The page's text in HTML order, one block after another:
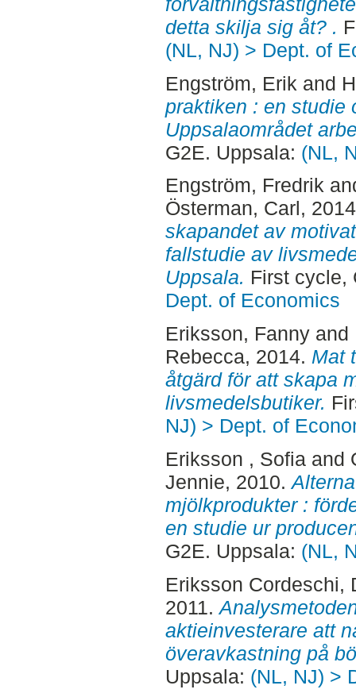
detta skilja sig åt? .
(NL, NJ) > Dept. of
Engström, Erik and
praktiken : en studie
Uppsalaområdet
G2E. Uppsala: (NL,
Engström, Fredrik
Österman, Carl,
skapandet av
fallstudie av
Uppsala. First cycle,
Dept. of Economics
Eriksson, Fannyand
Rebecca, 2014. Mat
åtgärd för att skapa
livsmedelsbutiker.
NJ) > Dept. of
Eriksson , Sofiaand
Jennie, 2010.
mjölkprodukter :
en studie ur
G2E. Uppsala: (NL,
Eriksson Cordeschi,
2011.
aktieinvesterare att
överavkastning på
Uppsala: (NL, NJ) >